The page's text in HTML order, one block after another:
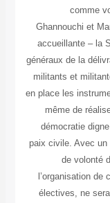
comme
Ghannouchi et
accueillante – la
généraux de la
militants et
en place les
même de
démocratie
paix civile. Avec
de volonté
l’organisation
électives, ne